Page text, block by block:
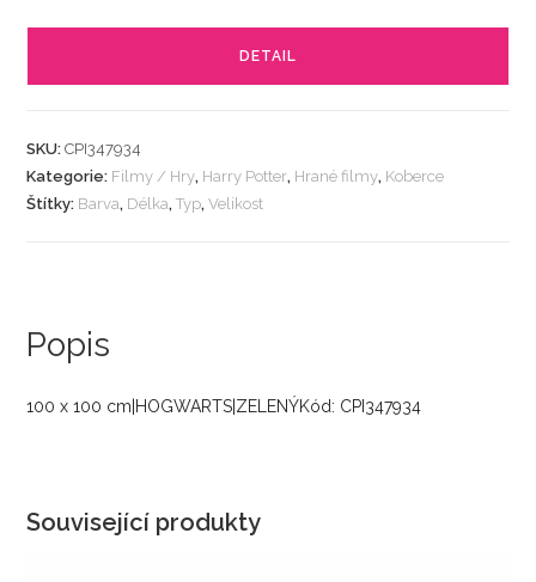
DETAIL
SKU:CPI347934
Kategorie: Filmy / Hry, Harry Potter, Hrané filmy, Koberce
Štítky: Barva, Délka,Typ,Velikost
Popis
100 x 100 cm|HOGWARTS|ZELENÝKód: CPI347934
Související produkty